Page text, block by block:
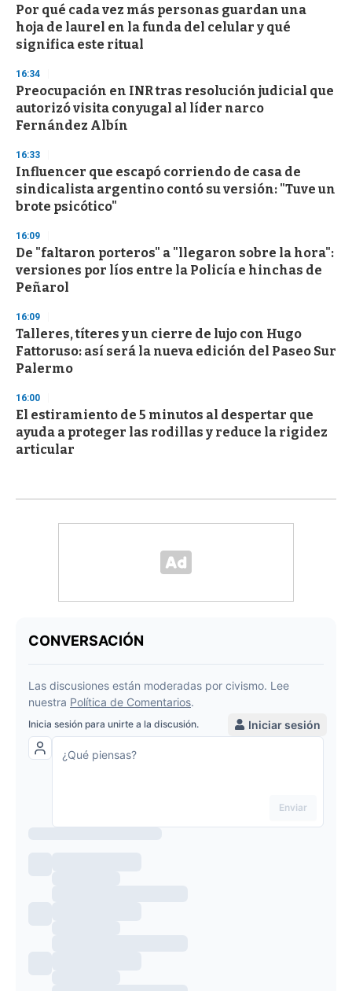
Por qué cada vez más personas guardan una
hoja de laurel en la funda del celular y qué
significa este ritual
16:34
Preocupación en INR tras resolución judicial que
autorizó visita conyugal al líder narco
Fernández Albín
16:33
Influencer que escapó corriendo de casa de
sindicalista argentino contó su versión: "Tuve un
brote psicótico"
16:09
De "faltaron porteros" a "llegaron sobre la hora":
versiones por líos entre la Policía e hinchas de
Peñarol
16:09
Talleres, títeres y un cierre de lujo con Hugo
Fattoruso: así será la nueva edición del Paseo Sur
Palermo
16:00
El estiramiento de 5 minutos al despertar que
ayuda a proteger las rodillas y reduce la rigidez
articular